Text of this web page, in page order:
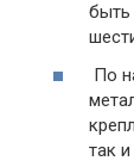
быть
По
так